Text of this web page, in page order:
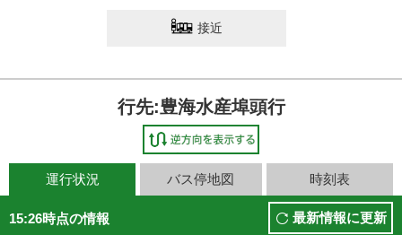
接近
行先:豊海水産埠頭行
運行状況 バス停地図 時刻表
15:26時点の情報 最新情報に更新